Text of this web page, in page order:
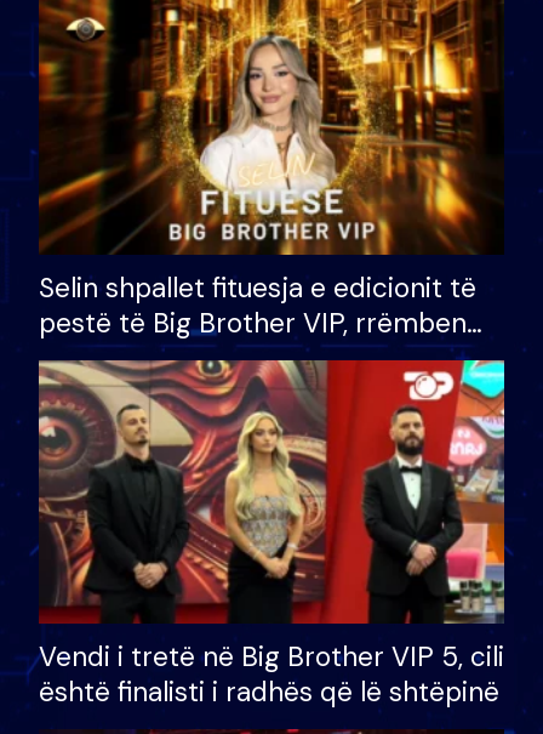
Selin shpallet fituesja e edicionit të
pestë të Big Brother VIP, rrëmben
çmimin e madh prej 100 mijë eurosh
Vendi i tretë në Big Brother VIP 5, cili
është finalisti i radhës që lë shtëpinë